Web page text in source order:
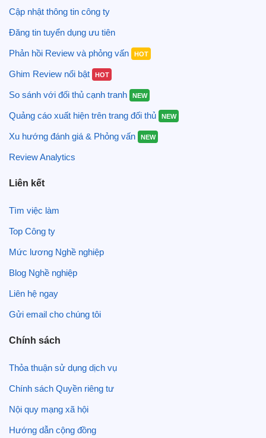
Cập nhật thông tin công ty
Đăng tin tuyển dụng ưu tiên
Phản hồi Review và phỏng vấn HOT
Ghim Review nổi bật HOT
So sánh với đối thủ cạnh tranh NEW
Quảng cáo xuất hiện trên trang đối thủ NEW
Xu hướng đánh giá & Phỏng vấn NEW
Review Analytics
Liên kết
Tìm việc làm
Top Công ty
Mức lương Nghề nghiệp
Blog Nghề nghiệp
Liên hệ ngay
Gửi email cho chúng tôi
Chính sách
Thỏa thuận sử dụng dịch vụ
Chính sách Quyền riêng tư
Nội quy mạng xã hội
Hướng dẫn cộng đồng